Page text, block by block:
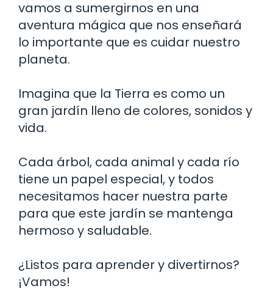
vamos a sumergirnos en una
aventura mágica que nos enseñará
lo importante que es cuidar nuestro
planeta.
Imagina que la Tierra es como un
gran jardín lleno de colores, sonidos y
vida.
Cada árbol, cada animal y cada río
tiene un papel especial, y todos
necesitamos hacer nuestra parte
para que este jardín se mantenga
hermoso y saludable.
¿Listos para aprender y divertirnos?
¡Vamos!